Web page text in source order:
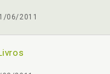
06/2011